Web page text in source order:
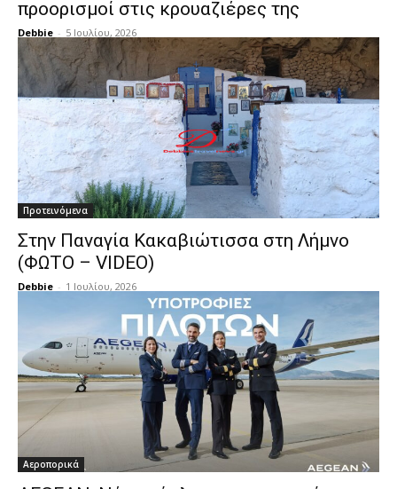
προορισμοί στις κρουαζιέρες της
Debbie - 5 Ιουλίου, 2026
Προτεινόμενα
Στην Παναγία Κακαβιώτισσα στη Λήμνο
(ΦΩΤΟ – VIDEO)
Debbie - 1 Ιουλίου, 2026
Αεροπορικά